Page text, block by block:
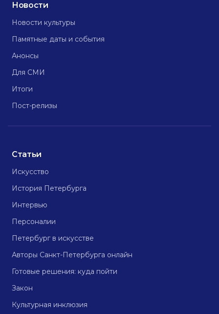
Новости
Новости культуры
Памятные даты и события
Анонсы
Для СМИ
Итоги
Пост-релизы
Статьи
Искусство
История Петербурга
Интервью
Персоналии
Петербург в искусстве
Авторы Санкт-Петербурга онлайн
Готовые решения: куда пойти
Закон
Культурная инклюзия